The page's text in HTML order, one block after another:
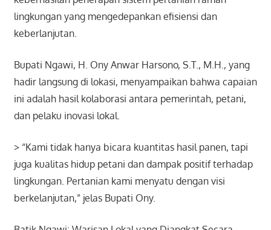
lingkungan yang mengedepankan efisiensi dan
keberlanjutan.
Bupati Ngawi, H. Ony Anwar Harsono, S.T., M.H., yang
hadir langsung di lokasi, menyampaikan bahwa capaian
ini adalah hasil kolaborasi antara pemerintah, petani,
dan pelaku inovasi lokal.
> “Kami tidak hanya bicara kuantitas hasil panen, tapi
juga kualitas hidup petani dan dampak positif terhadap
lingkungan. Pertanian kami menyatu dengan visi
berkelanjutan,” jelas Bupati Ony.